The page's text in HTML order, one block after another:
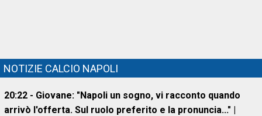
NOTIZIE CALCIO NAPOLI
20:22 - Giovane: "Napoli un sogno, vi racconto quando
arrivò l'offerta. Sul ruolo preferito e la pronuncia..." |